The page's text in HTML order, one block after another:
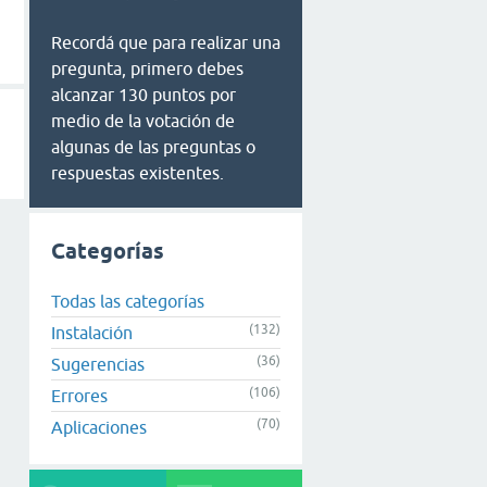
Recordá que para realizar una
pregunta, primero debes
alcanzar 130 puntos por
medio de la votación de
algunas de las preguntas o
respuestas existentes.
Categorías
Todas las categorías
Instalación
(132)
Sugerencias (36)
Errores (106)
Aplicaciones (70)